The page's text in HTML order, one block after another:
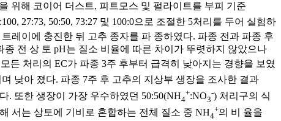
위해 코이어 더스트, 피트모스 및 펄라이트를 부피 기준
27:73, 50:50, 73:27 및 100:0으로 조절한 5처리를 두어 실험하
레이에 충진한 뒤 고추 종자를 파 종하였다. 파종 전과 파종 후
전 상 토 pH는 질소 비율에 따른 차이가 뚜렷하지 않았으나
든 처리의 EC가 파종 3주 후부터 급격히 낮아지는 경향을 보였
낮아 졌다. 파종 7주 후 고추의 지상부 생장을 조사한 결과
. 또한 생장이 가장 우수하였던 50:50(NH4
+:NO3
-) 처리구의 식
서는 상토에 기비로 혼합하는 전체 질소 중 NH4
+의 비 율을